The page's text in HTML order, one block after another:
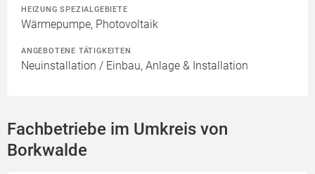
HEIZUNG SPEZIALGEBIETE
Wärmepumpe, Photovoltaik
ANGEBOTENE TÄTIGKEITEN
Neuinstallation / Einbau, Anlage & Installation
Fachbetriebe im Umkreis von
Borkwalde